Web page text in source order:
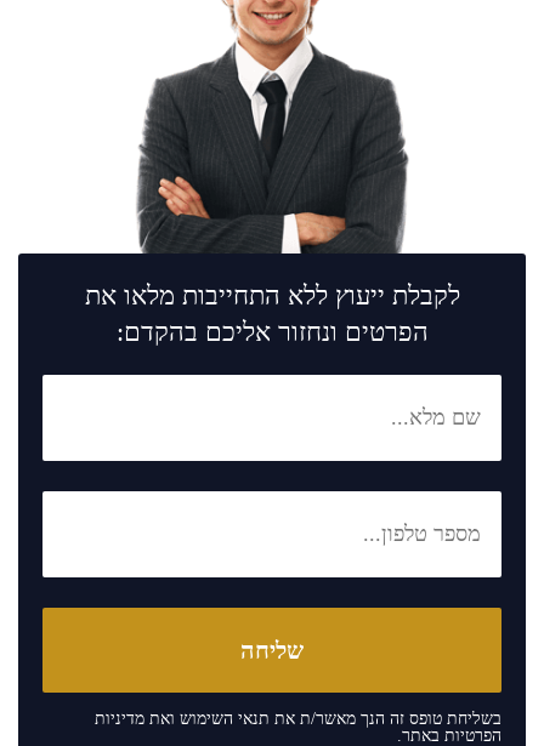
לקבלת ייעוץ ללא התחייבות מלאו את
הפרטים ונחזור אליכם בהקדם:
בשליחת טופס זה הנך מאשר/ת את תנאי השימוש ואת מדיניות
הפרטיות באתר.